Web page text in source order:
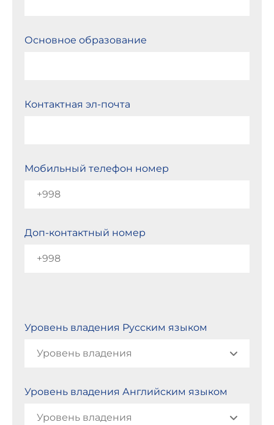
Основное образование
Контактная эл-почта
Мобильный телефон номер
Доп-контактный номер
Уровень владения Русским языком
Уровень владения Английским языком